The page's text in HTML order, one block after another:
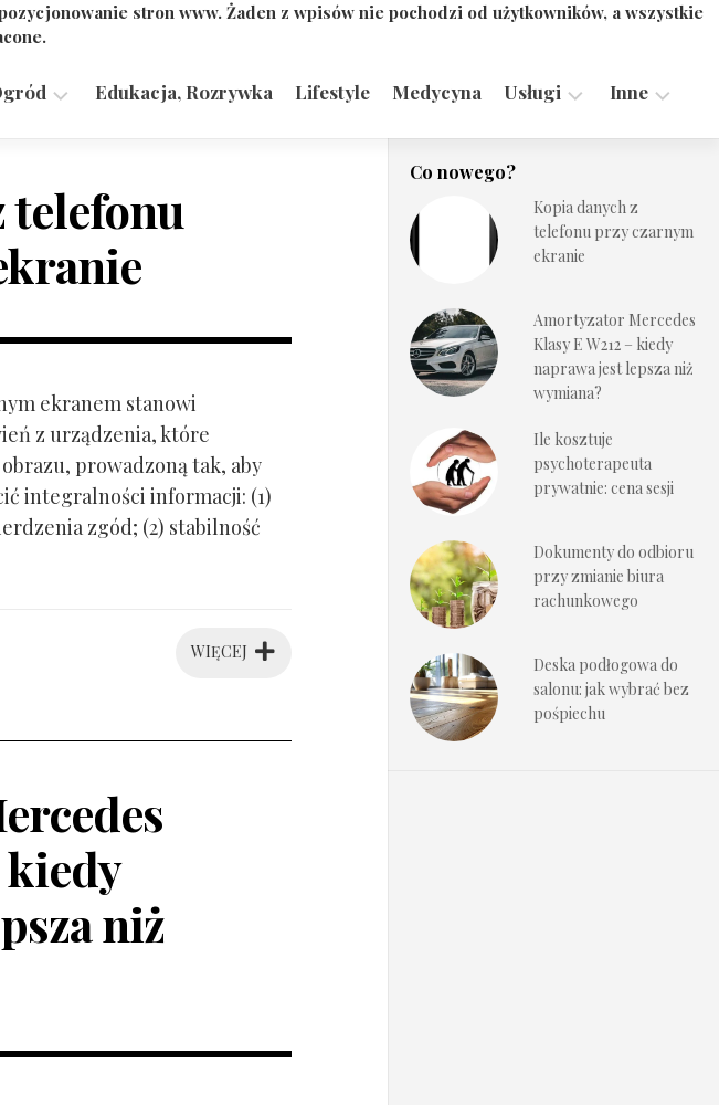
stron www. Żaden z wpisów nie pochodzi od użytkowników, a wszystkie
Edukacja, Rozrywka Lifestyle Medycyna Usługi
Technologie
Inne
telefonu
ekranem stanowi
z urządzenia, które
prowadzoną tak, aby
integralności informacji: (1)
zgód; (2) stabilność
WIĘCEJ
kiedy
niż
Co nowego?
Kopia danych z
telefonu przy czarnym
ekranie
Amortyzator Mercedes
Klasy E W212 – kiedy
naprawa jest lepsza niż
wymiana?
Ile kosztuje
psychoterapeuta
prywatnie: cena sesji
Dokumenty do odbioru
przy zmianie biura
rachunkowego
Deska podłogowa do
salonu: jak wybrać bez
pośpiechu